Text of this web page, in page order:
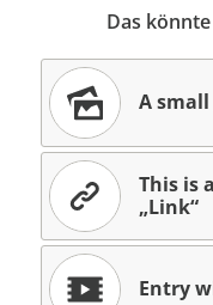
Das
A
This is
„Link“
Entry